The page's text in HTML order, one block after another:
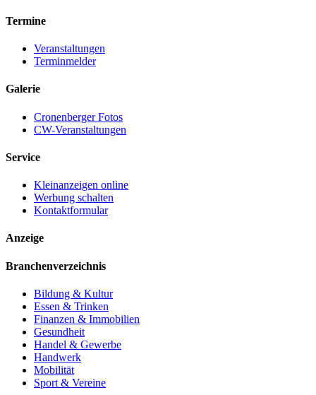
Termine
Veranstaltungen
Terminmelder
Galerie
Cronenberger Fotos
CW-Veranstaltungen
Service
Kleinanzeigen online
Werbung schalten
Kontaktformular
Anzeige
Branchenverzeichnis
Bildung & Kultur
Essen & Trinken
Finanzen & Immobilien
Gesundheit
Handel & Gewerbe
Handwerk
Mobilität
Sport & Vereine